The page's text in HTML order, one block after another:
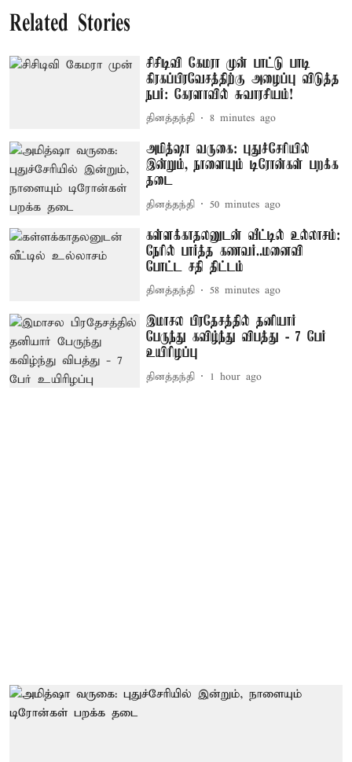
Related Stories
சிசிடிவி கேமரா முன் பாட்டு பாடி
கிரகப்பிரவேசத்திற்கு அழைப்பு விடுத்த
நபர்: கேரளாவில் சுவாரசியம்!
தினத்தந்தி 8 minutes ago
அமித்ஷா வருகை: புதுச்சேரியில்
இன்றும், நாளையும் டிரோன்கள் பறக்க
தடை
தினத்தந்தி 50 minutes ago
கள்ளக்காதலனுடன் வீட்டில் உல்லாசம்:
நேரில் பார்த்த கணவர்..மனைவி
போட்ட சதி திட்டம்
தினத்தந்தி 58 minutes ago
இமாசல பிரதேசத்தில் தனியார்
பேருந்து கவிழ்ந்து விபத்து - 7 பேர்
உயிரிழப்பு
தினத்தந்தி 1 hour ago